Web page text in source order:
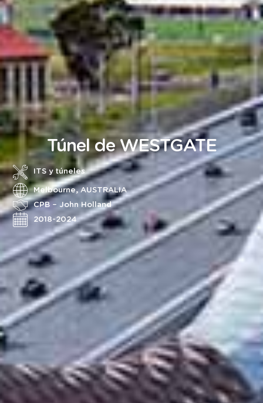
Túnel de WESTGATE
ITS y túneles
Melbourne, AUSTRALIA
CPB – John Holland
2018-2024